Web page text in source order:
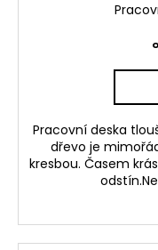
Pracovní deska
dřevo je
kresbou. Časem